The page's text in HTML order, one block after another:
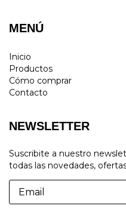
MENÚ
Inicio
Productos
Cómo comprar
Contacto
NEWSLETTER
Suscribite a nuestro
todas las novedades,